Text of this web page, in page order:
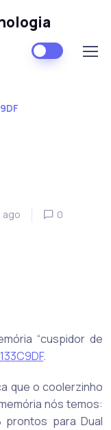
ago 0
“cuspidor de
.
que o coolerzinho
nós temos:
prontos para Dual